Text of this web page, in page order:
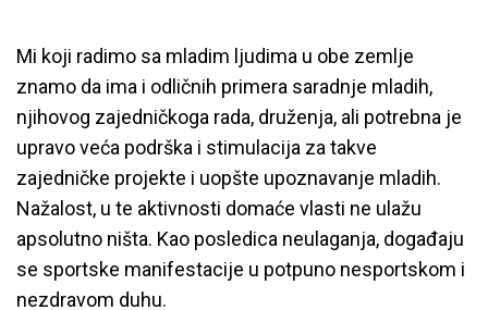
Mi koji radimo sa mladim ljudima u obe zemlje
znamo da ima i odličnih primera saradnje mladih,
njihovog zajedničkoga rada, druženja, ali potrebna je
upravo veća podrška i stimulacija za takve
zajedničke projekte i uopšte upoznavanje mladih.
Nažalost, u te aktivnosti domaće vlasti ne ulažu
apsolutno ništa. Kao posledica neulaganja, događaju
se sportske manifestacije u potpuno nesportskom i
nezdravom duhu.